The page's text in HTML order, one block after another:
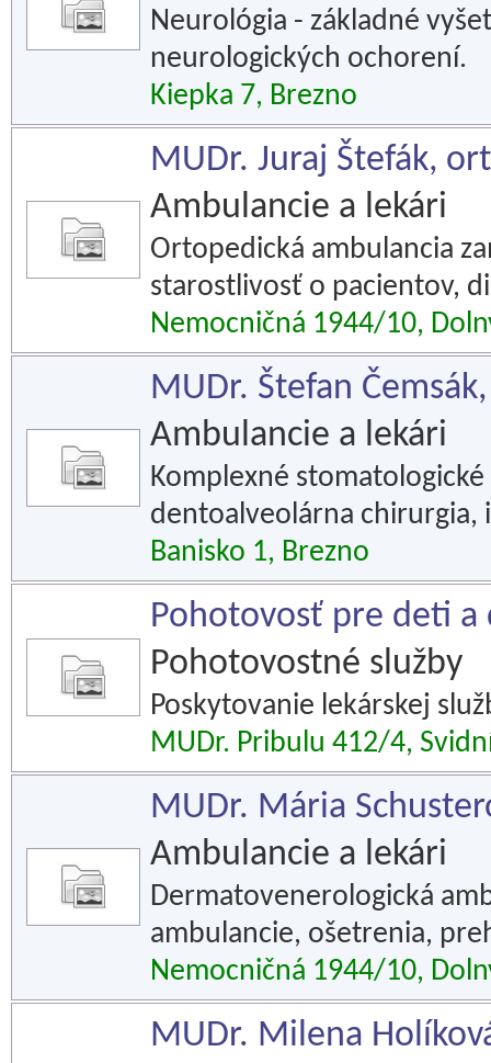
Neurológia - základné
neurologických ochorení.
Kiepka 7, Brezno
MUDr. Juraj Štefák,
Ambulancie a lekári
Ortopedická ambulancia
starostlivosť o pacientov,
Nemocničná 1944/10,
MUDr. Štefan
Ambulancie a lekári
Komplexné
dentoalveolárna chirurgia,
Banisko 1, Brezno
Pohotovosť pre deti a
Pohotovostné služby
Poskytovanie lekárskej
MUDr. Pribulu 412/4,
MUDr. Mária
Ambulancie a lekári
Dermatovenerologická
ambulancie, ošetrenia,
Nemocničná 1944/10,
MUDr. Milena